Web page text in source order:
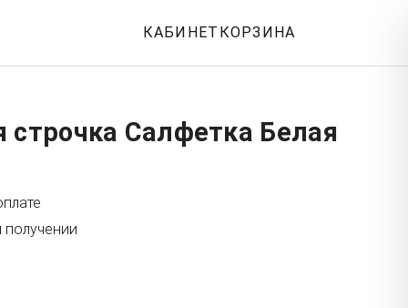
КАБИНЕТ КОРЗИНА
строчка Салфетка Белая
получении